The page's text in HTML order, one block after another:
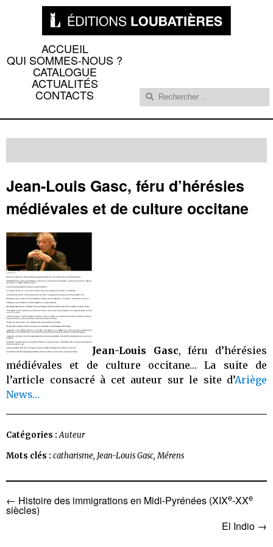
ACCUEIL
QUI SOMMES-NOUS ?
CATALOGUE
ACTUALITÉS
CONTACTS Rechercher :
Jean-Louis Gasc, féru d’hérésies
médiévales et de culture occitane
Jean-Louis Gasc, féru d’hérésies
médiévales et de culture occitane… La suite de
l’article consacré à cet auteur sur le site d’Ariège
News…
Catégories :Auteur
Mots clés : catharisme, Jean-Louis Gasc,Mérens
Navigation
de
← Histoire des immigrations en Midi-Pyrénées (XIXe-XXe
siècles)
El Indio →